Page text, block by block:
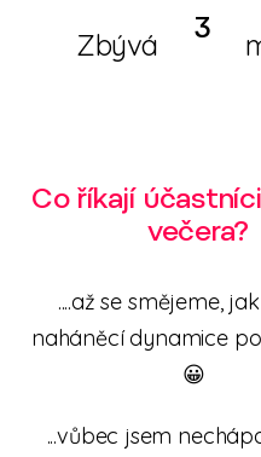
3
Zbývá
Co říkají
večera?
....až se smějeme,
naháněcí dynamice
😀
...vůbec jsem